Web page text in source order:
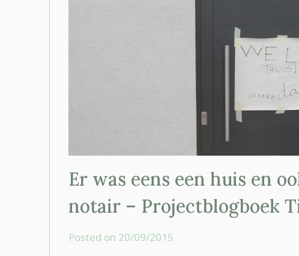
Er was eens een huis en
notair – Projectblogboek
Posted on 20/09/2015